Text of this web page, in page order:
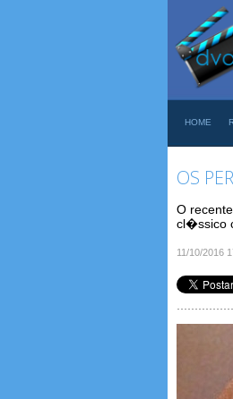
HOME
OS
O
cl�ssico
11/10/2016